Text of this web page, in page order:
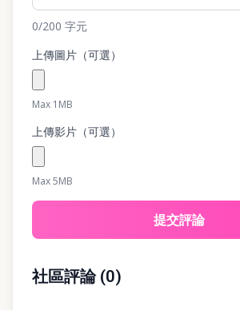
0/200 字元
上傳圖片（可選）
Max 1MB
上傳影片（可選）
Max 5MB
提交評論
社區評論(0)